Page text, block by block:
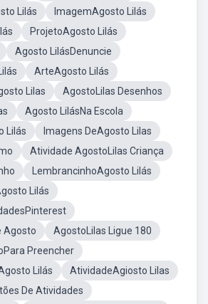
Lilás
ImagemAgosto Lilás
ProjetoAgosto Lilás
Agosto LilásDenuncie
ArteAgosto Lilás
Lilas
AgostoLilas Desenhos
Agosto LilásNa Escola
Lilás
Imagens DeAgosto Lilas
Atividade AgostoLilas Criança
LembrancinhoAgosto Lilás
Lilás
Agosto
AgostoLilas Ligue 180
Preencher
Lilás
AtividadeAgiosto Lilas
De Atividades